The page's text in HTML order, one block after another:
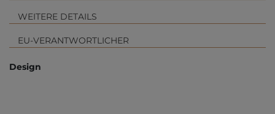
WEITERE DETAILS
EU-VERANTWORTLICHER
Design